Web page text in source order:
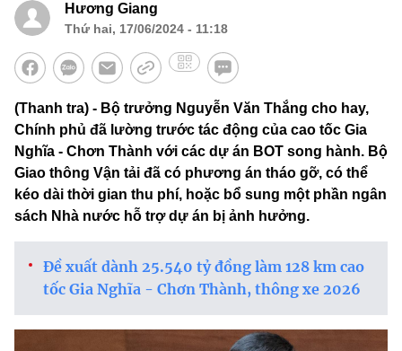
Hương Giang
Thứ hai, 17/06/2024 - 11:18
(Thanh tra) - Bộ trưởng Nguyễn Văn Thắng cho hay,
Chính phủ đã lường trước tác động của cao tốc Gia
Nghĩa - Chơn Thành với các dự án BOT song hành. Bộ
Giao thông Vận tải đã có phương án tháo gỡ, có thể
kéo dài thời gian thu phí, hoặc bổ sung một phần ngân
sách Nhà nước hỗ trợ dự án bị ảnh hưởng.
Đề xuất dành 25.540 tỷ đồng làm 128 km cao
tốc Gia Nghĩa - Chơn Thành, thông xe 2026